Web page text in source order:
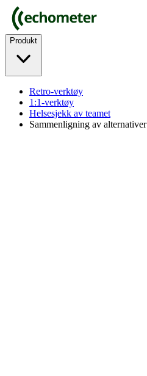
Produkt
Retro-verktøy
1:1-verktøy
Helsesjekk av teamet
Sammenligning av alternativer